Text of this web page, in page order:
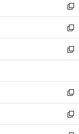
く
で
開
く
ド
ウ
で
開
く
ィ
ン
ド
ウ
で
開
い
ウ
ィ
ン
ド
ウ
開
く
新
し
い
ウ
ィ
ン
ウ
で
開
く
新
し
い
ウ
ン
ド
ウ
で
開
新
し
ウ
ィ
ン
ド
ウ
新
し
い
ウ
新
し